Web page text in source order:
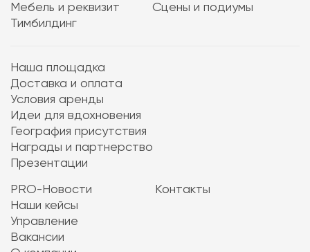
Мебель и реквизит
Сцены и подиумы
Тимбилдинг
Наша площадка
Доставка и оплата
Условия аренды
Идеи для вдохновения
География присутствия
Награды и партнерство
Презентации
PRO-Новости
Наши кейсы
Управление
Вакансии
Контакты